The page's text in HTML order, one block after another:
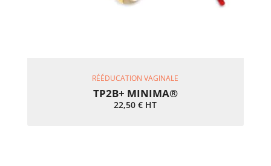
Ajouter Au Panier
RÉÉDUCATION VAGINALE
TP2B+ MINIMA®
22,50€ HT